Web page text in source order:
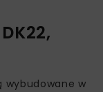
wybudowane w